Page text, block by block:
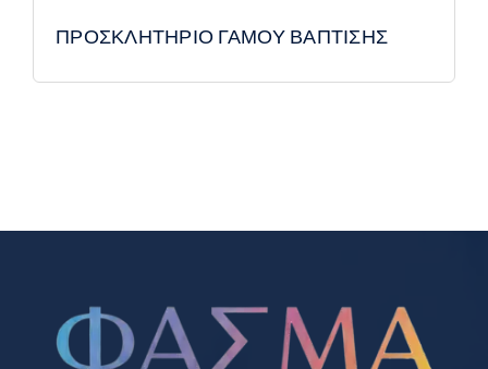
ΠΡΟΣΚΛΗΤΗΡΙΟ ΓΑΜΟΥ ΒΑΠΤΙΣΗΣ